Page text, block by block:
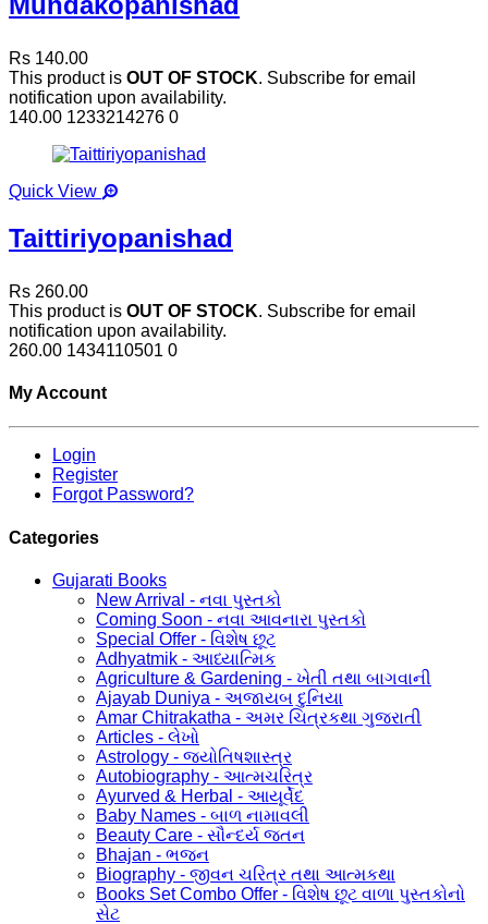
Rs 140.00
This product is OUT OF STOCK. Subscribe for email
notification upon availability.
140.00 1233214276 0
Quick View
Taittiriyopanishad
Rs 260.00
This product is OUT OF STOCK. Subscribe for email
notification upon availability.
260.00 1434110501 0
My Account
Login
Register
Forgot Password?
Categories
Gujarati Books
New Arrival - નવા પુસ્તકો
Coming Soon - નવા આવનારા પુસ્તકો
Special Offer - વિશેષ છૂટ
Adhyatmik - આધ્યાત્મિક
Agriculture & Gardening - ખેતી તથા બાગવાની
Ajayab Duniya - અજાયબ દુનિયા
Amar Chitrakatha - અમર ચિત્રકથા ગુજરાતી
Articles - લેખો
Astrology - જ્યોતિષશાસ્ત્ર
Autobiography - આત્મચરિત્ર
Ayurved & Herbal - આયૂર્વેદ
Baby Names - બાળ નામાવલી
Beauty Care - સૌન્દર્ય જતન
Bhajan - ભજન
Biography - જીવન ચરિત્ર તથા આત્મકથા
Books Set Combo Offer - વિશેષ છૂટ વાળા પુસ્તકોનો
સેટ